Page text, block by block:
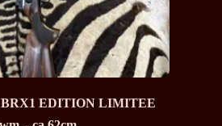
BRX1 EDITION LIMITEE